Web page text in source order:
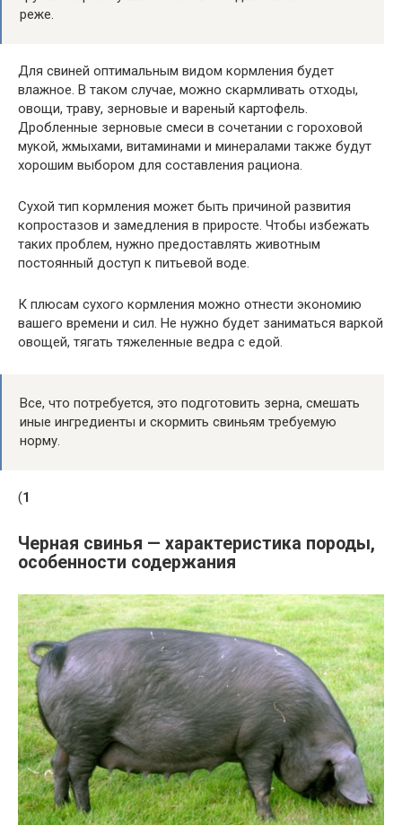
реже.
Для свиней оптимальным видом кормления будет
влажное. В таком случае, можно скармливать отходы,
овощи, траву, зерновые и вареный картофель.
Дробленные зерновые смеси в сочетании с гороховой
мукой, жмыхами, витаминами и минералами также будут
хорошим выбором для составления рациона.
Сухой тип кормления может быть причиной развития
копростазов и замедления в приросте. Чтобы избежать
таких проблем, нужно предоставлять животным
постоянный доступ к питьевой воде.
К плюсам сухого кормления можно отнести экономию
вашего времени и сил. Не нужно будет заниматься варкой
овощей, тягать тяжеленные ведра с едой.
Все, что потребуется, это подготовить зерна, смешать
иные ингредиенты и скормить свиньям требуемую
норму.
(1
Черная свинья — характеристика породы,
особенности содержания